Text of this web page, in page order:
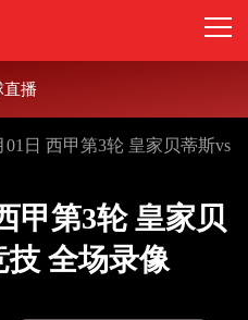
直播
01日 西甲第3轮 皇家贝蒂斯vs
甲第3轮 皇家贝
技 全场录像